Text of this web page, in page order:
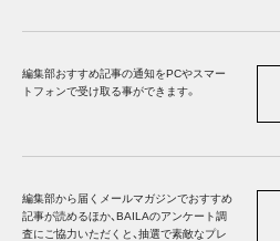
編集部おすすめ記事の通知をPCやスマー
トフォンで受け取る事ができます。
編集部から届くメールマガジンでおすすめ
記事が読めるほか、BAILAのアンケート調
査にご協力いただくと、抽選で素敵なプレ